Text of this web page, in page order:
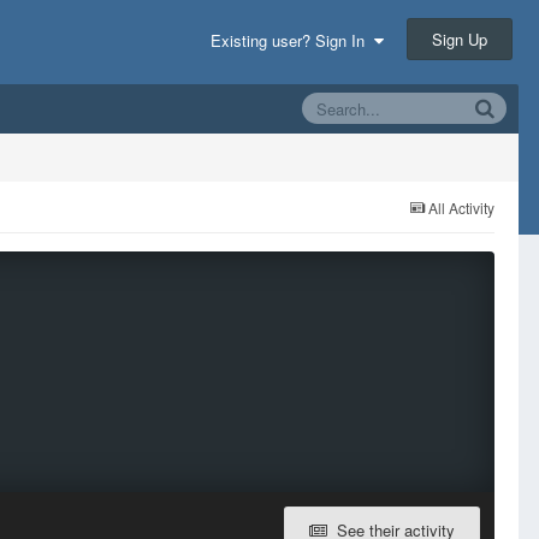
Existing user? Sign In Sign Up
All Activity
See their activity